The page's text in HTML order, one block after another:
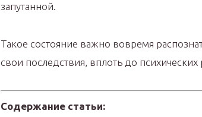
запутанной.
Такое состояние важно вовремя
свои последствия, вплоть до психических
Содержание статьи: